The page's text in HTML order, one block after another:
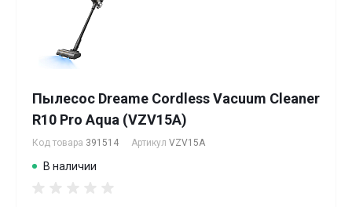
Пылесос Dreame Cordless Vacuum Cleaner
R10 Pro Aqua (VZV15A)
Код товара 391514 Артикул VZV15A
В наличии